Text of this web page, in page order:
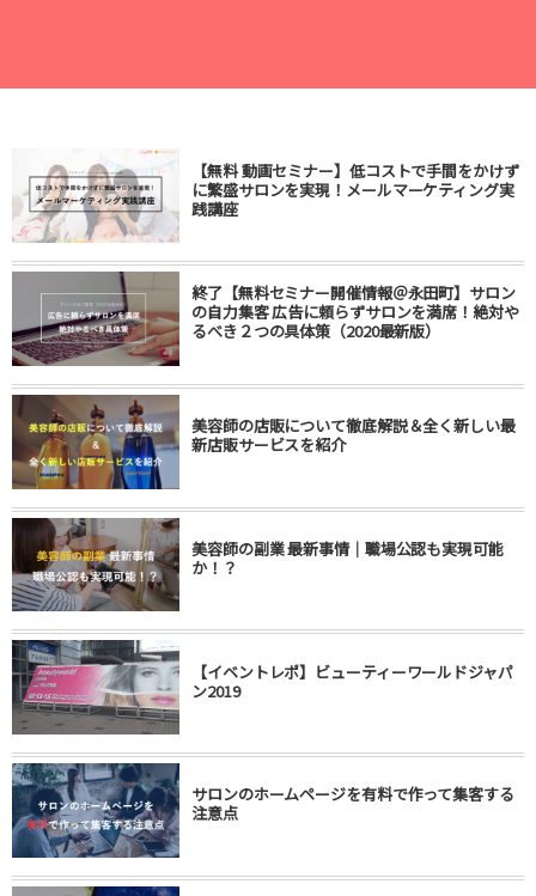
【無料 動画セミナー】低コストで手間をかけず
に繁盛サロンを実現！メールマーケティング実
践講座
終了【無料セミナー開催情報＠永田町】サロン
の自力集客 広告に頼らずサロンを満席！絶対や
るべき２つの具体策（2020最新版）
美容師の店販について徹底解説＆全く新しい最
新店販サービスを紹介
美容師の副業 最新事情｜職場公認も実現可能
か！？
【イベントレポ】ビューティーワールドジャパ
ン2019
サロンのホームページを有料で作って集客する
注意点